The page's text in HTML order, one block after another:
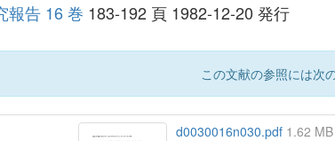
報告 16 巻 183-192 頁 1982-12-20 発行
この文献の参照には次
d0030016n030.pdf 1.62 MB